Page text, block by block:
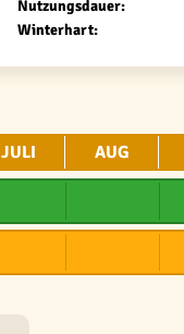
Nutzungsdauer:
Winterhart:
JULI AUG